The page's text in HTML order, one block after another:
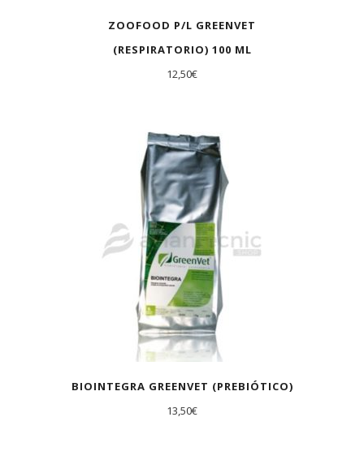
ZOOFOOD P/L GREENVET
(RESPIRATORIO) 100 ML
12,50€
BIOINTEGRA GREENVET (PREBIÓTICO)
13,50€